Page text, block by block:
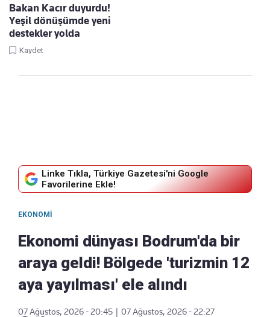
Bakan Kacır duyurdu!
Yeşil dönüşümde yeni
destekler yolda
Kaydet
Linke Tıkla, Türkiye Gazetesi'ni Google
Favorilerine Ekle!
EKONOMI
Ekonomi dünyası Bodrum'da bir
araya geldi! Bölgede 'turizmin 12
aya yayılması' ele alındı
07 Ağustos, 2026 - 20:45
07 Ağustos, 2026 - 22:27